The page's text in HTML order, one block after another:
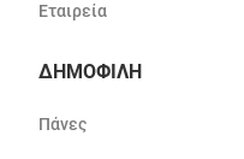
Εταιρεία
ΔΗΜΟΦΙΛΗ
Πάνες